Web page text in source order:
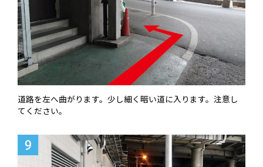
道路を左へ曲がります。少し細く暗い道に入ります。注意し
てください。